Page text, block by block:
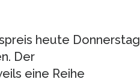
heute Donnerstag
Der
eine Reihe